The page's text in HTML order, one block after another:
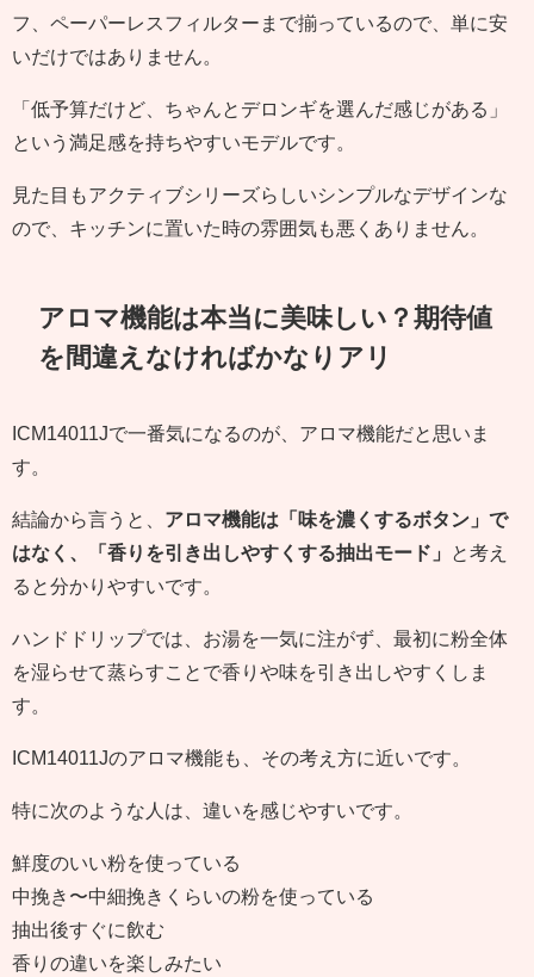
フ、ペーパーレスフィルターまで揃っているので、単に安
いだけではありません。
「低予算だけど、ちゃんとデロンギを選んだ感じがある」
という満足感を持ちやすいモデルです。
見た目もアクティブシリーズらしいシンプルなデザインな
ので、キッチンに置いた時の雰囲気も悪くありません。
アロマ機能は本当に美味しい？期待値
を間違えなければかなりアリ
ICM14011Jで一番気になるのが、アロマ機能だと思いま
す。
結論から言うと、 アロマ機能は「味を濃くするボタン」で
はなく、「香りを引き出しやすくする抽出モード」
と考え
ると分かりやすいです。
ハンドドリップでは、お湯を一気に注がず、最初に粉全体
を湿らせて蒸らすことで香りや味を引き出しやすくしま
す。
ICM14011Jのアロマ機能も、その考え方に近いです。
特に次のような人は、違いを感じやすいです。
鮮度のいい粉を使っている
中挽き〜中細挽きくらいの粉を使っている
抽出後すぐに飲む
香りの違いを楽しみたい